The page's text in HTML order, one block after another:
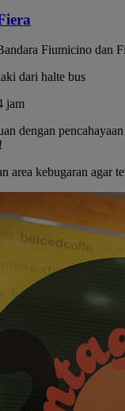
Fiumicino dan
dari halte bus
jam
dengan
area kebugaran agar